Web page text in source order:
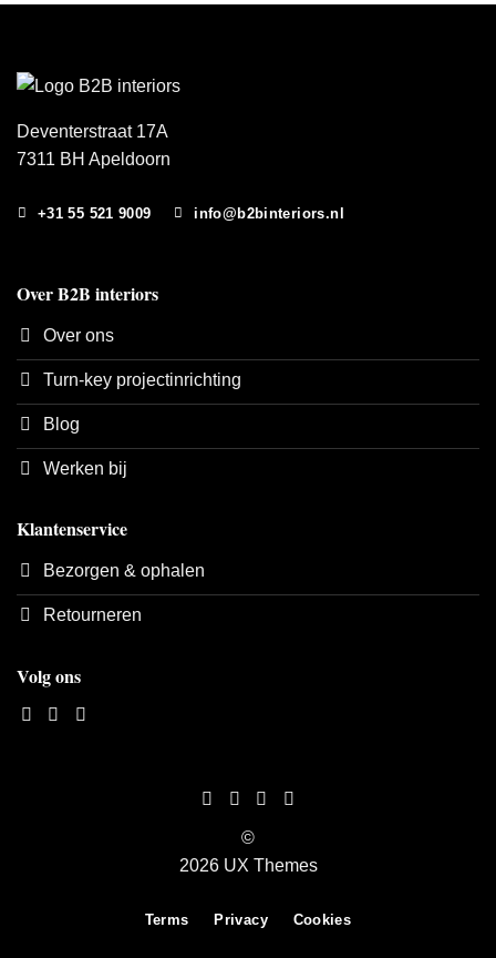
Deventerstraat 17A
7311 BH Apeldoorn
+31 55 521 9009 info@b2binteriors.nl
Over B2B interiors
Over ons
Turn-key projectinrichting
Blog
Werken bij
Klantenservice
Bezorgen & ophalen
Retourneren
Volg ons
©
2026 UX Themes
Terms Privacy Cookies